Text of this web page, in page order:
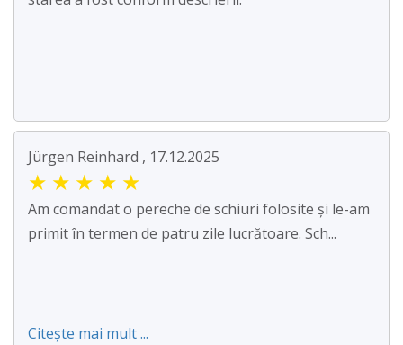
Jürgen Reinhard , 17.12.2025
★ ★ ★ ★ ★
Am comandat o pereche de schiuri folosite și le-am
primit în termen de patru zile lucrătoare. Sch...
Citește mai mult ...